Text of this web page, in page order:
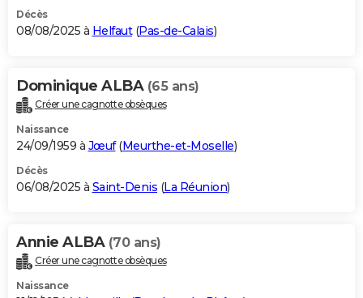
Décès
08/08/2025 à Helfaut(Pas-de-Calais)
Dominique ALBA (65 ans)
Créer une cagnotte obsèques
Naissance
24/09/1959 à Jœuf(Meurthe-et-Moselle)
Décès
06/08/2025 à Saint-Denis (La Réunion)
Annie ALBA (70 ans)
Créer une cagnotte obsèques
Naissance